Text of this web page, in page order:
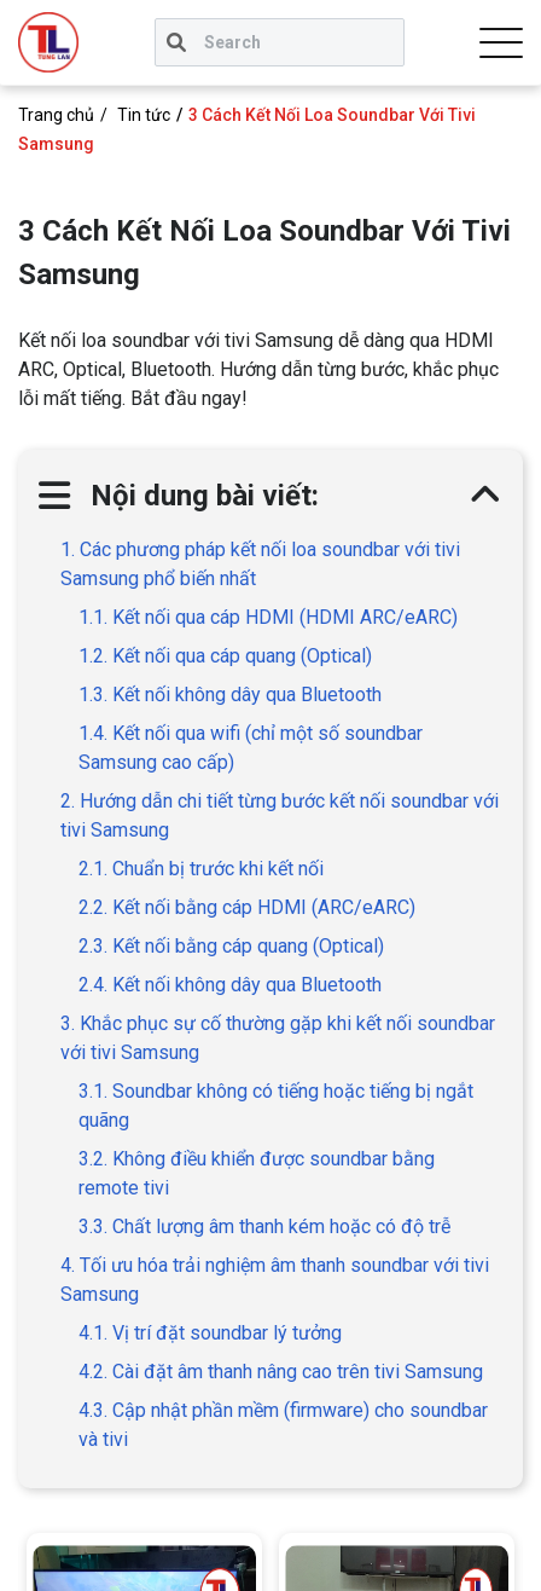
Trang chủ Tin tức
3 Cách Kết Nối Loa Soundbar Với Tivi
Samsung
3 Cách Kết Nối Loa Soundbar Với Tivi
Samsung
Kết nối loa soundbar với tivi Samsung dễ dàng qua HDMI
ARC, Optical, Bluetooth. Hướng dẫn từng bước, khắc phục
lỗi mất tiếng. Bắt đầu ngay!
Nội dung bài viết:
1. Các phương pháp kết nối loa soundbar với tivi
Samsung phổ biến nhất
1.1. Kết nối qua cáp HDMI (HDMI ARC/eARC)
1.2. Kết nối qua cáp quang (Optical)
1.3. Kết nối không dây qua Bluetooth
1.4. Kết nối qua wifi (chỉ một số soundbar
Samsung cao cấp)
2. Hướng dẫn chi tiết từng bước kết nối soundbar với
tivi Samsung
2.1. Chuẩn bị trước khi kết nối
2.2. Kết nối bằng cáp HDMI (ARC/eARC)
2.3. Kết nối bằng cáp quang (Optical)
2.4. Kết nối không dây qua Bluetooth
3. Khắc phục sự cố thường gặp khi kết nối soundbar
với tivi Samsung
3.1. Soundbar không có tiếng hoặc tiếng bị ngắt
quãng
3.2. Không điều khiển được soundbar bằng
remote tivi
3.3. Chất lượng âm thanh kém hoặc có độ trễ
4. Tối ưu hóa trải nghiệm âm thanh soundbar với tivi
Samsung
4.1. Vị trí đặt soundbar lý tưởng
4.2. Cài đặt âm thanh nâng cao trên tivi Samsung
4.3. Cập nhật phần mềm (firmware) cho soundbar
và tivi